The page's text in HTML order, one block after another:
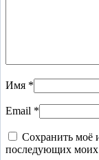
Имя *
Email *
Сохранить моё
последующих моих